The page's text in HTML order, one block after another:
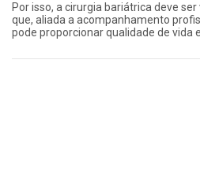
Por isso, a cirurgia bariátrica deve
que, aliada a acompanhamento
pode proporcionar qualidade de vida